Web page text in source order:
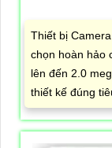
Thiết bị
chọn hoàn hảo
lên đến 2.0
thiết kế đúng